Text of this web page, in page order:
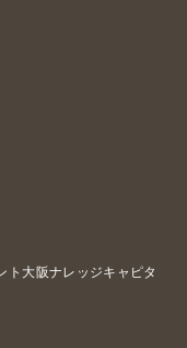
大阪ナレッジキャピタ